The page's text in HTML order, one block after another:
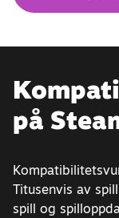
på
Titusenvis av
spill og